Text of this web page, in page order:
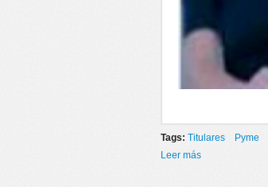
Tags: Titulares Pyme
Leer más